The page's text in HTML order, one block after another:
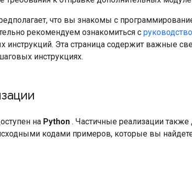
что вы знакомы с
рекомендуем ознакомиться с
инструкций. Эта страница содержит важные
инструкциях.
на Python . Частичные реализации также
кодами примеров, которые вы